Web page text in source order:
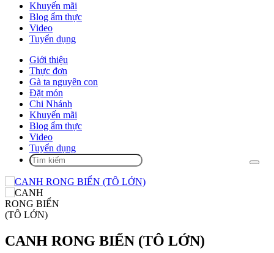
Khuyến mãi
Blog ẩm thực
Video
Tuyển dụng
Giới thiệu
Thực đơn
Gà ta nguyên con
Đặt món
Chi Nhánh
Khuyến mãi
Blog ẩm thực
Video
Tuyển dụng
CANH RONG BIỂN (TÔ LỚN)